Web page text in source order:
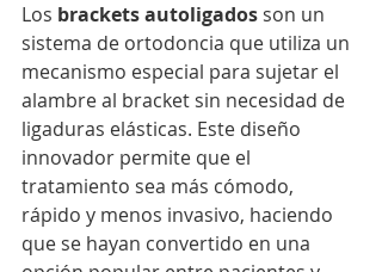
Los brackets autoligados son un
sistema de ortodoncia que utiliza un
mecanismo especial para sujetar el
alambre al bracket sin necesidad de
ligaduras elásticas. Este diseño
innovador permite que el
tratamiento sea más cómodo,
rápido y menos invasivo, haciendo
que se hayan convertido en una